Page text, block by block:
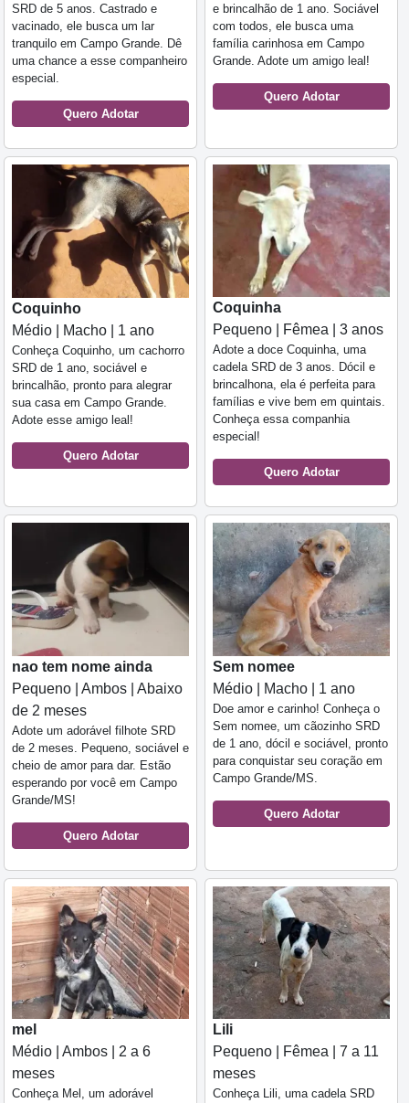
SRD de 5 anos. Castrado e
vacinado, ele busca um lar
tranquilo em Campo Grande. Dê
uma chance a esse companheiro
especial.
Quero Adotar
e brincalhão de 1 ano. Sociável
com todos, ele busca uma
família carinhosa em Campo
Grande. Adote um amigo leal!
Quero Adotar
Coquinho
Médio | Macho | 1 ano
Conheça Coquinho, um cachorro
SRD de 1 ano, sociável e
brincalhão, pronto para alegrar
sua casa em Campo Grande.
Adote esse amigo leal!
Quero Adotar
Coquinha
Pequeno | Fêmea | 3 anos
Adote a doce Coquinha, uma
cadela SRD de 3 anos. Dócil e
brincalhona, ela é perfeita para
famílias e vive bem em quintais.
Conheça essa companhia
especial!
Quero Adotar
nao tem nome ainda
Pequeno | Ambos | Abaixo
de 2 meses
Adote um adorável filhote SRD
de 2 meses. Pequeno, sociável e
cheio de amor para dar. Estão
esperando por você em Campo
Grande/MS!
Quero Adotar
Sem nomee
Médio | Macho | 1 ano
Doe amor e carinho! Conheça o
Sem nomee, um cãozinho SRD
de 1 ano, dócil e sociável, pronto
para conquistar seu coração em
Campo Grande/MS.
Quero Adotar
mel
Médio | Ambos | 2 a 6
meses
Conheça Mel, um adorável
Lili
Pequeno | Fêmea | 7 a 11
meses
Conheça Lili, uma cadela SRD